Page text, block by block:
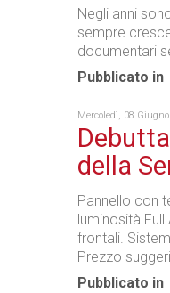
Negli anni
sempre
documentari
Pubblicato in
Mercoledì, 08
della
Pannello con
luminosità
frontali.
Prezzo
Pubblicato in